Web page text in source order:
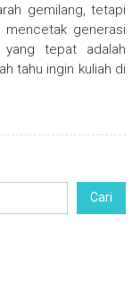
gemilang, tetapi
mencetak generasi
yang tepat adalah
tahu ingin kuliah di
Cari